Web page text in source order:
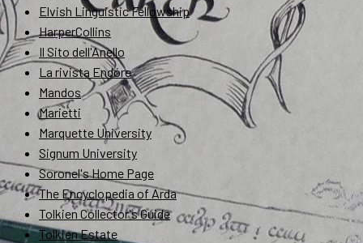
Elvish Linguistic Fellowship
HarperCollins
Il Sito dell'Anello
La rivista Endóre
Mandos
Marietti
Marquette University
Signum University
Soronel's Home Page
The Encyclopedia of Arda
Tolkien Collector's Guide
Tolkien Estate